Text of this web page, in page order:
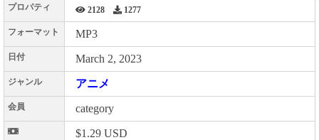
プロパティ 2128 1277
フォーマット MP3
日付 March 2, 2023
ジャンル アニメ
会員 category
$1.29 USD